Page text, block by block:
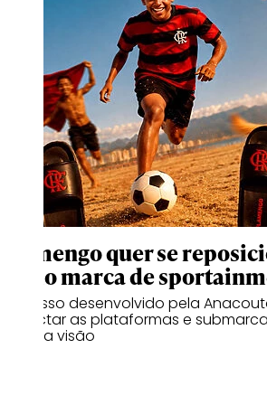
Flamengo quer se
como marca de
Processo desenvolvido pela
conectar as plataformas e
mesma visão